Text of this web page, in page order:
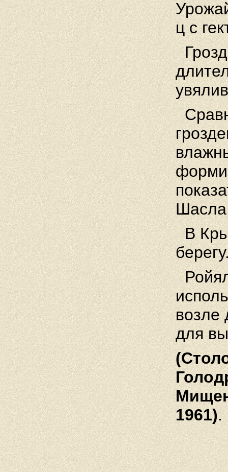
ц с
В
Ройял
возле
для
1961).